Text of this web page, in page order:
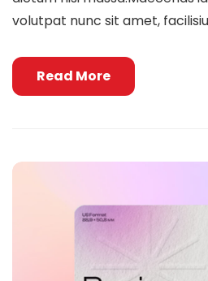
volutpat nunc sit amet,
Read More